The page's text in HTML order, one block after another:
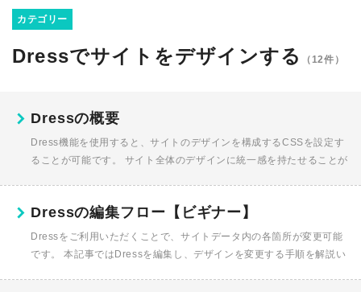
カテゴリー
Dressでサイトをデザインする （12件）
Dressの概要
Dress機能を使用すると、サイトのデザインを構成するCSSを設定す
ることが可能です。 サイト全体のデザインに統一感を持たせることが
Dressの編集フロー【ビギナー】
Dressをご利用いただくことで、サイトデータ内の各箇所が変更可能
です。 本記事ではDressを編集し、デザインを変更する手順を解説い